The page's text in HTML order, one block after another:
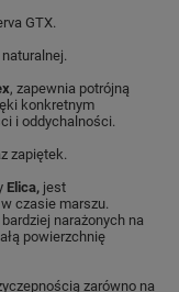
GTX.
, zapewnia potrójną
konkretnym
i oddychalności.
zapiętek.
Elica, jest
w czasie marszu.
narażonych na
powierzchnię
zarówno na